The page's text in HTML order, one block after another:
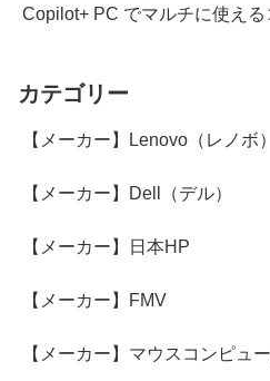
Copilot+ PC でマルチに使える
カテゴリー
【メーカー】Lenovo（レノボ）
【メーカー】Dell（デル）
【メーカー】日本HP
【メーカー】FMV
【メーカー】マウスコンピュ